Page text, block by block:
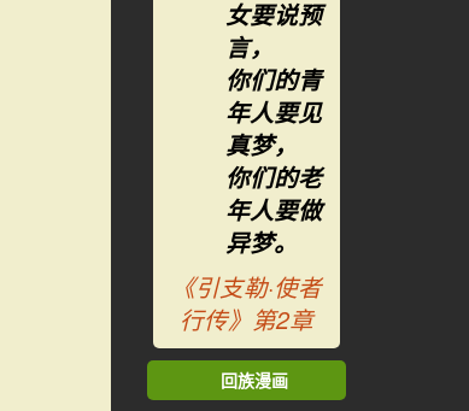
女要说预
言，
你们的青
年人要见
真梦，
你们的老
年人要做
异梦。
《引支勒·使者
行传》第2章
回族漫画